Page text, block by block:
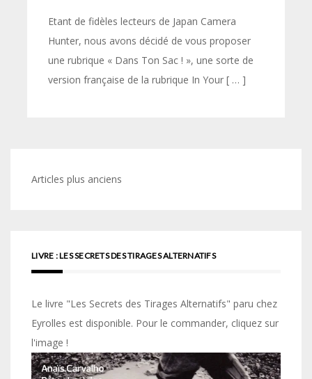
Etant de fidèles lecteurs de Japan Camera
Hunter, nous avons décidé de vous proposer
une rubrique « Dans Ton Sac ! », une sorte de
version française de la rubrique In Your [ … ]
Navigation
Articles plus anciens
LIVRE : LES SECRETS DES TIRAGES ALTERNATIFS
Le livre "Les Secrets des Tirages Alternatifs" paru chez
Eyrolles est disponible. Pour le commander, cliquez sur
l'image !